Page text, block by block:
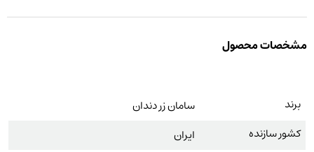
مشخصات محصول
برند
سامان زر دندان
کشور سازنده
ایران